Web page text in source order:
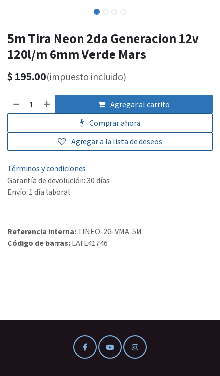
5m Tira Neon 2da Generacion 12v
120l/m 6mm Verde Mars
$ 195.00(impuesto incluido)
Agregar al carrito
Comprar ahora
Agregar a la lista de deseos
Términos y condiciones
Garantía de devolución: 30 días
Envío: 1 día laboral
Referencia interna: TINEO-2G-VMA-5M
Código de barras: LAFL41746